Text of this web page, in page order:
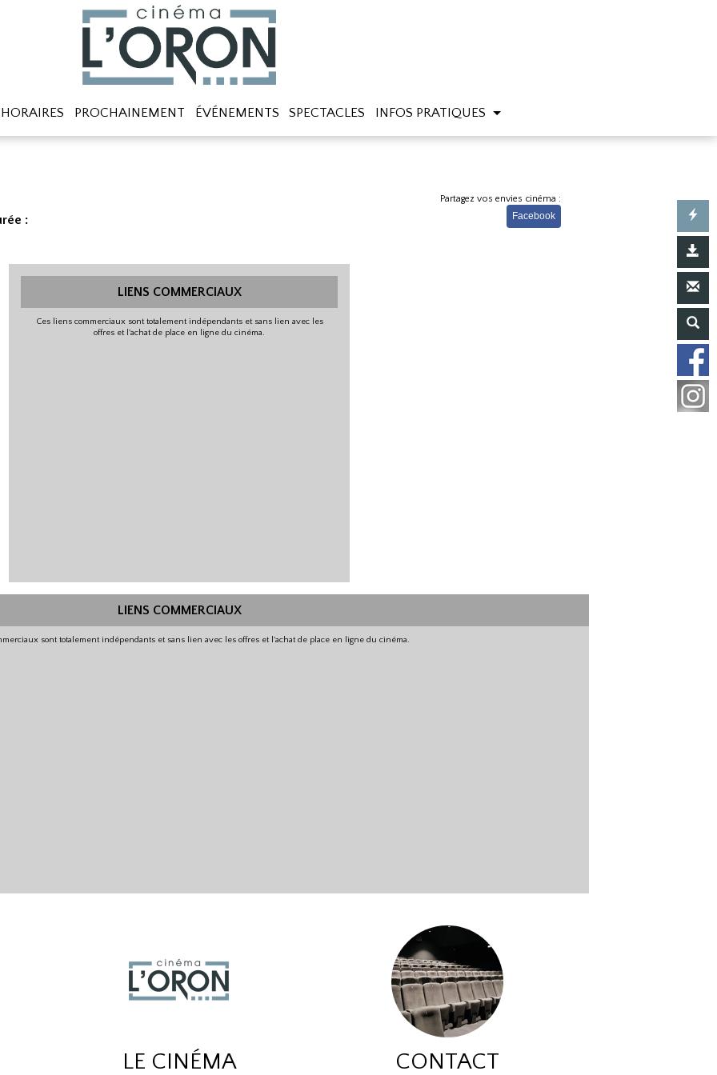
HORAIRES PROCHAINEMENT ÉVÉNEMENTS SPECTACLES INFOS PRATIQUES
:
Partagez vos envies cinéma :
Facebook
LIENS COMMERCIAUX
Ces liens commerciaux sont totalement indépendants et sans lien avec les
offres et l'achat de place en ligne du cinéma.
LIENS COMMERCIAUX
sont totalement indépendants et sans lien avec les offres et l'achat de place en ligne du cinéma.
LE CINÉMA CONTACT